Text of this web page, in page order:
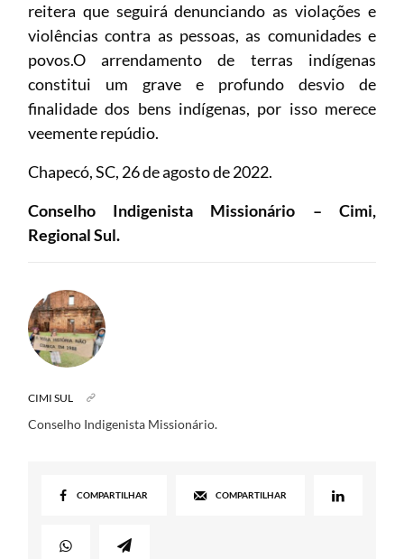
reitera que seguirá denunciando as violações e
violências contra as pessoas, as comunidades e
povos.O arrendamento de terras indígenas
constitui um grave e profundo desvio de
finalidade dos bens indígenas, por isso merece
veemente repúdio.
Chapecó, SC, 26 de agosto de 2022.
Conselho Indigenista Missionário – Cimi,
Regional Sul.
CIMI SUL
Conselho Indigenista Missionário.
COMPARTILHAR COMPARTILHAR